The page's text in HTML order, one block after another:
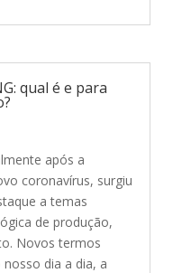
qual é e para
após a
coronavírus, surgiu
a temas
de produção,
Novos termos
dia a dia, a